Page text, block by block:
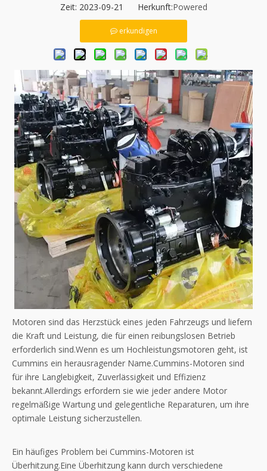
Zeit: 2023-09-21 Herkunft:Powered
erkundigen
Motoren sind das Herzstück eines jeden Fahrzeugs und liefern
die Kraft und Leistung, die für einen reibungslosen Betrieb
erforderlich sind.Wenn es um Hochleistungsmotoren geht, ist
Cummins ein herausragender Name.Cummins-Motoren sind
für ihre Langlebigkeit, Zuverlässigkeit und Effizienz
bekannt.Allerdings erfordern sie wie jeder andere Motor
regelmäßige Wartung und gelegentliche Reparaturen, um ihre
optimale Leistung sicherzustellen.
Ein häufiges Problem bei Cummins-Motoren ist
Überhitzung.Eine Überhitzung kann durch verschiedene